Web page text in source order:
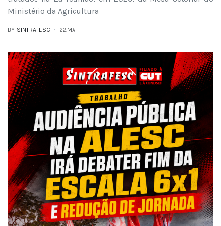
Ministério da Agricultura
BY SINTRAFESC 22.MAI